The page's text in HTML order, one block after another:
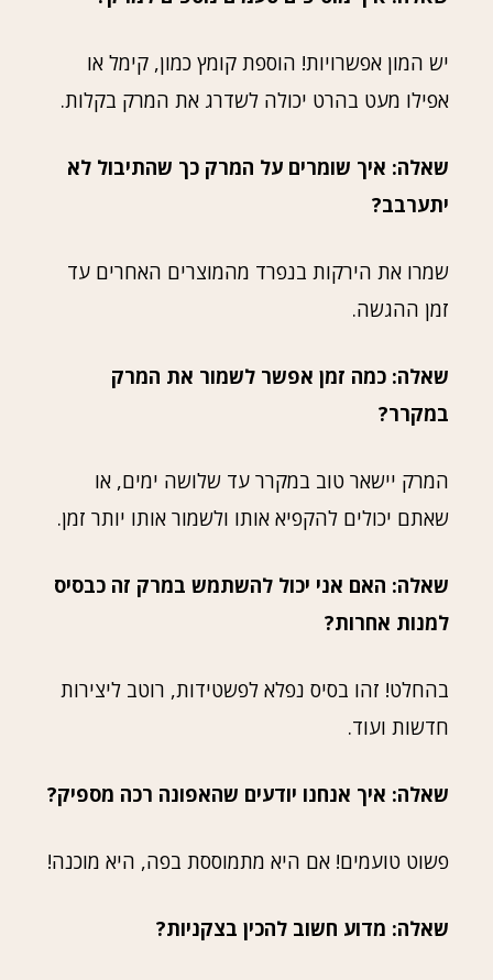
יש המון אפשרויות! הוספת קומץ כמון, קימל או
אפילו מעט בהרט יכולה לשדרג את המרק בקלות.
שאלה: איך שומרים על המרק כך שהתיבול לא
יתערבב?
שמרו את הירקות בנפרד מהמוצרים האחרים עד
זמן ההגשה.
שאלה: כמה זמן אפשר לשמור את המרק
במקרר?
המרק יישאר טוב במקרר עד שלושה ימים, או
שאתם יכולים להקפיא אותו ולשמור אותו יותר זמן.
שאלה: האם אני יכול להשתמש במרק זה כבסיס
למנות אחרות?
בהחלט! זהו בסיס נפלא לפשטידות, רוטב ליצירות
חדשות ועוד.
שאלה: איך אנחנו יודעים שהאפונה רכה מספיק?
פשוט טועמים! אם היא מתמוססת בפה, היא מוכנה!
שאלה: מדוע חשוב להכין בצקניות?